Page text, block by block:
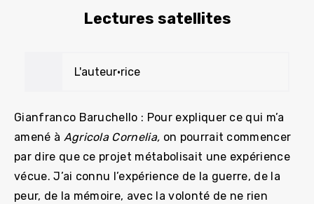
Lectures satellites
L'auteur•rice
Gianfranco Baruchello : Pour expliquer ce qui m’a
amené à Agricola Cornelia, on pourrait commencer
par dire que ce projet métabolisait une expérience
vécue. J’ai connu l’expérience de la guerre, de la
peur, de la mémoire, avec la volonté de ne rien